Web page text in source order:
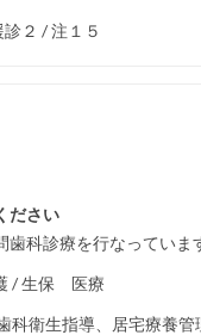
２ / 注１５
ださい
歯科診療を行なっていま
/ 生保 医療
科衛生指導、居宅療養